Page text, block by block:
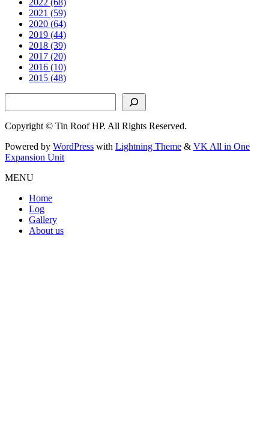
2022 (68)
2021 (59)
2020 (64)
2019 (44)
2018 (39)
2017 (20)
2016 (10)
2015 (48)
Copyright © Tin Roof HP. All Rights Reserved.
Powered by WordPress with Lightning Theme & VK All in One
Expansion Unit
MENU
Home
Log
Gallery
About us